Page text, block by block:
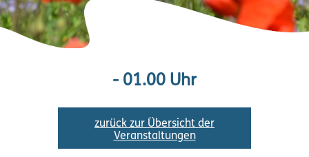
- 01.00 Uhr
zurück zur Übersicht der
Veranstaltungen